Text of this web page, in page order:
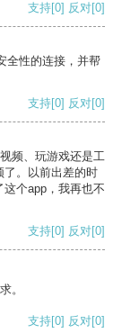
支持[0] 反对[0]
全性的连接，并帮
支持[0] 反对[0]
频、玩游戏还是工
了。以前出差的时
个app，我再也不
支持[0] 反对[0]
。
支持[0] 反对[0]